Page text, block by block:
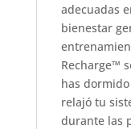
adecuadas
bienestar
Recharge™
has
relajó tu
durante las